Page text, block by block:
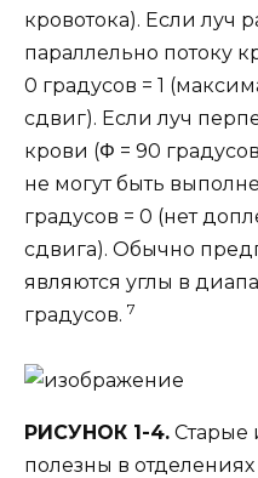
кровотока). Если луч
параллельно потоку
0 градусов = 1
сдвиг). Если луч
крови (Φ = 90
не могут быть
градусов = 0 (нет
сдвига). Обычно
являются углы в
градусов. 7
РИСУНОК 1-4. Старые
полезны в